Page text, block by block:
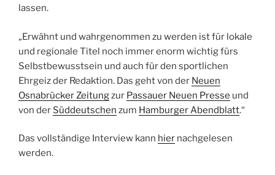
lassen.
„Erwähnt und wahrgenommen zu werden ist für lokale
und regionale Titel noch immer enorm wichtig fürs
Selbstbewusstsein und auch für den sportlichen
Ehrgeiz der Redaktion. Das geht von der Neuen
Osnabrücker Zeitungzur Passauer Neuen Presse und
von der Süddeutschen zum Hamburger Abendblatt.“
Das vollständige Interview kann hier nachgelesen
werden.